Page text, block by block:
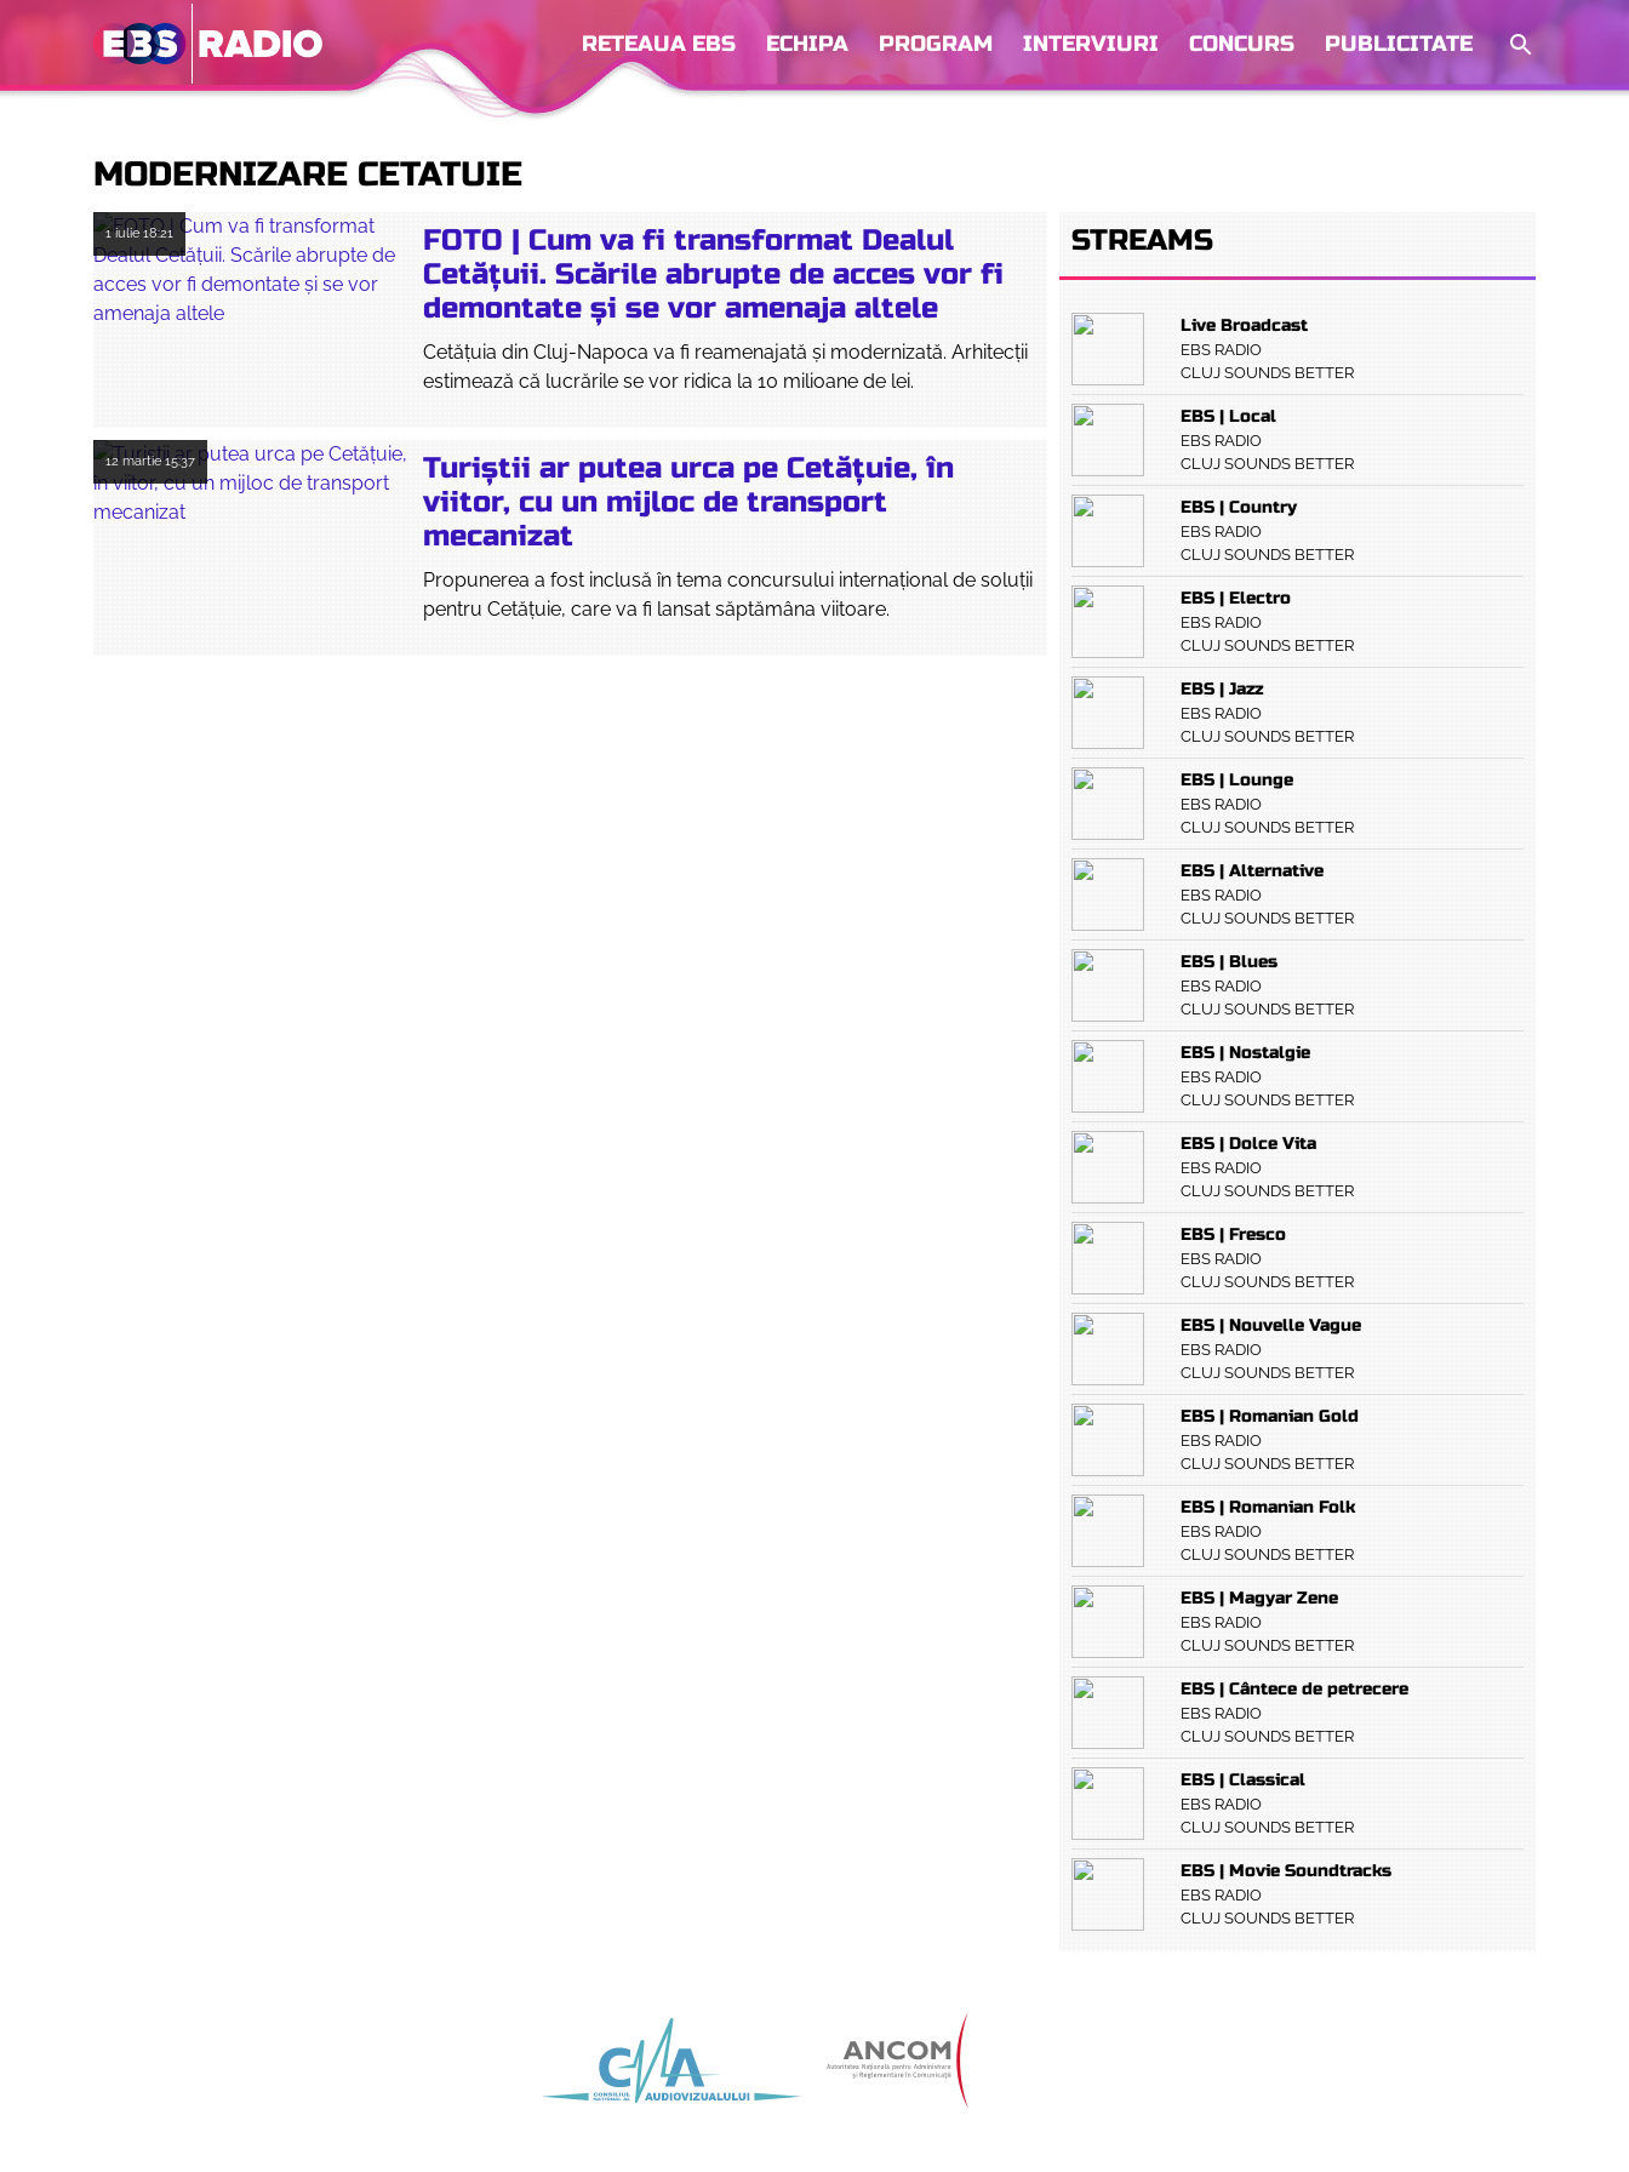
RETEAUA EBS ECHIPA PROGRAM INTERVIURI CONCURS PUBLICITATE
MODERNIZARE CETATUIE
1 iulie 18:21
FOTO | Cum va fi transformat Dealul
Cetățuii. Scările abrupte de acces vor fi
demontate și se vor amenaja altele
Cetățuia din Cluj-Napoca va fi reamenajată și modernizată. Arhitecții
estimează că lucrările se vor ridica la 10 milioane de lei.
12 martie15:37
Turiștii ar putea urca pe Cetățuie, în
viitor, cu un mijloc de transport
mecanizat
Propunerea a fost inclusă în tema concursului internațional de soluții
pentru Cetățuie, care va fi lansat săptămâna viitoare.
STREAMS
Live Broadcast
EBS RADIO
CLUJ SOUNDS BETTER
EBS | Local
EBS RADIO
CLUJ SOUNDS BETTER
EBS | Country
EBS RADIO
CLUJ SOUNDS BETTER
EBS | Electro
EBS RADIO
CLUJ SOUNDS BETTER
EBS | Jazz
EBS RADIO
CLUJ SOUNDS BETTER
EBS | Lounge
EBS RADIO
CLUJ SOUNDS BETTER
EBS | Alternative
EBS RADIO
CLUJ SOUNDS BETTER
EBS | Blues
EBS RADIO
CLUJ SOUNDS BETTER
EBS | Nostalgie
EBS RADIO
CLUJ SOUNDS BETTER
EBS | Dolce Vita
EBS RADIO
CLUJ SOUNDS BETTER
EBS | Fresco
EBS RADIO
CLUJ SOUNDS BETTER
EBS | Nouvelle Vague
EBS RADIO
CLUJ SOUNDS BETTER
EBS | Romanian Gold
EBS RADIO
CLUJ SOUNDS BETTER
EBS | Romanian Folk
EBS RADIO
CLUJ SOUNDS BETTER
EBS | Magyar Zene
EBS RADIO
CLUJ SOUNDS BETTER
EBS | Cântece de petrecere
EBS RADIO
CLUJ SOUNDS BETTER
EBS | Classical
EBS RADIO
CLUJ SOUNDS BETTER
EBS | Movie Soundtracks
EBS RADIO
CLUJ SOUNDS BETTER